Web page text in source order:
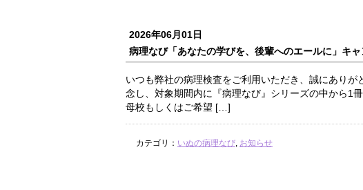
2026年06月01日
病理なび「あなたの学びを、後輩へのエールに」キ
いつも弊社の病理検査をご利用いただき、誠にあり
念し、対象期間内に『病理なび』シリーズの中から1
母校もしくはご希望 […]
カテゴリ： いぬの病理なび, お知らせ